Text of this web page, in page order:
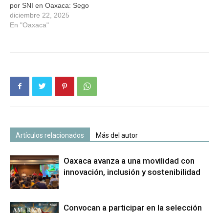
por SNI en Oaxaca: Sego
diciembre 22, 2025
En "Oaxaca"
Artículos relacionados Más del autor
Oaxaca avanza a una movilidad con
innovación, inclusión y sostenibilidad
Convocan a participar en la selección